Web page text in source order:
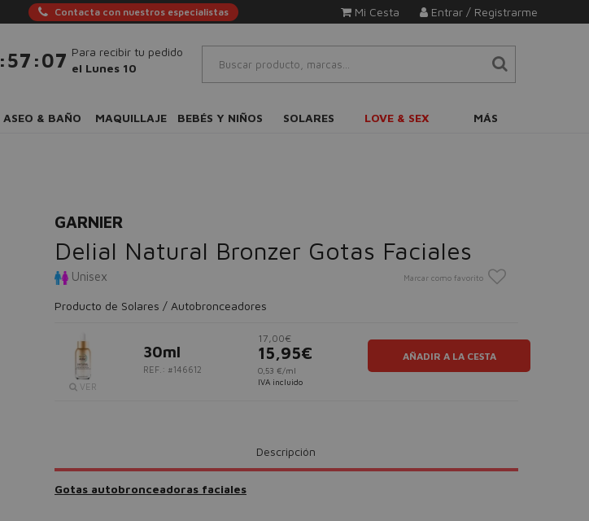
Contacta con nuestros especialistas Entrar / Registrarme
Mi Cesta
:57 :06 Para recibir tu pedido
el Lunes 10
ASEO & BAÑO MAQUILLAJE BEBÉS Y NIÑOS SOLARES LOVE & SEX MÁS
GARNIER
Delial Natural Bronzer Gotas Faciales
Unisex Marcar como favorito
Producto de Solares / Autobronceadores
VER
30ml
REF.: #146612
17,00€
15,95€
0,53 €/ml
IVA incluido
AÑADIR A LA CESTA
Descripción
Gotas autobronceadoras faciales